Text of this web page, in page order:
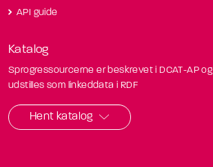
API guide
Katalog
Sprogressourcerne er beskrevet i DCAT-AP og
udstilles som linkeddata i RDF
Hent katalog